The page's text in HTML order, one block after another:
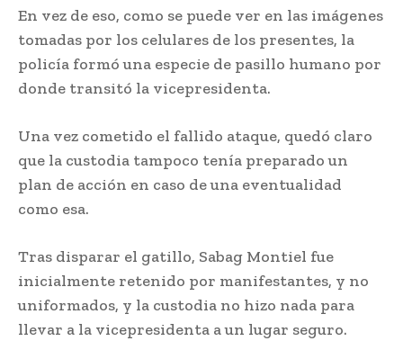
En vez de eso, como se puede ver en las imágenes
tomadas por los celulares de los presentes, la
policía formó una especie de pasillo humano por
donde transitó la vicepresidenta.
Una vez cometido el fallido ataque, quedó claro
que la custodia tampoco tenía preparado un
plan de acción en caso de una eventualidad
como esa.
Tras disparar el gatillo, Sabag Montiel fue
inicialmente retenido por manifestantes, y no
uniformados, y la custodia no hizo nada para
llevar a la vicepresidenta a un lugar seguro.